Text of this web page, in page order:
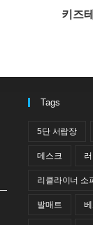
키즈
Tags
5단 서랍장
데스크
리클라이너 소
발매트